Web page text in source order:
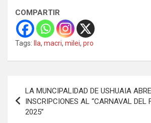
COMPARTIR
Tags: lla, macri, milei, pro
de
entradas
LA MUNCIPALIDAD DE USHUAIA
INSCRIPCIONES AL “CARNAVAL DEL
2025”